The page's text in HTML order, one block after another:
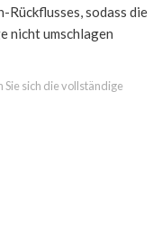
Rückflusses, sodass die
nicht umschlagen
Sie sich die vollständige